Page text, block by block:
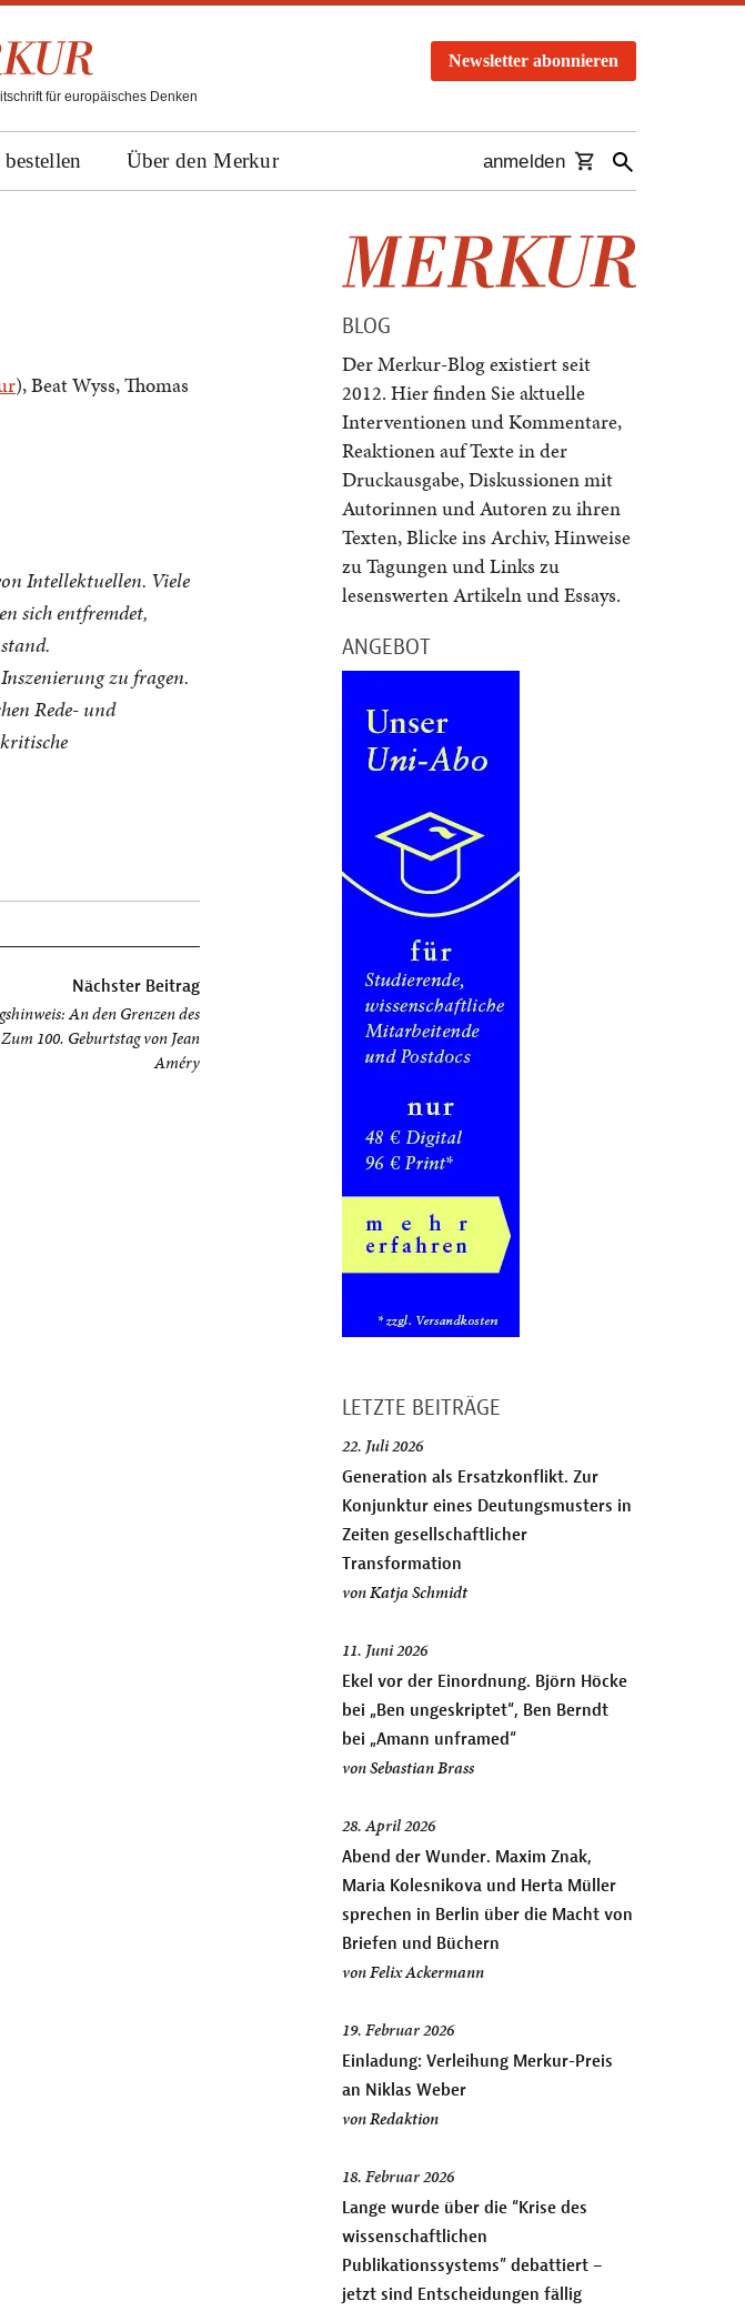
für europäisches Denken
Newsletter abonnieren
Über den Merkur anmelden
), Beat Wyss, Thomas
Intellektuellen. Viele
sich entfremdet,
zu fragen.
Rede- und
Nächster Beitrag
An den Grenzen des
Zum 100. Geburtstag von Jean
Améry
BLOG
Der Merkur-Blog existiert seit
2012. Hier finden Sie aktuelle
Interventionen und Kommentare,
Reaktionen auf Texte in der
Druckausgabe, Diskussionen mit
Autorinnen und Autoren zu ihren
Texten, Blicke ins Archiv, Hinweise
zu Tagungen und Links zu
lesenswerten Artikeln und Essays.
ANGEBOT
LETZTE BEITRÄGE
22. Juli 2026
Generation als Ersatzkonflikt. Zur
Konjunktur eines Deutungsmusters in
Zeiten gesellschaftlicher
Transformation
vonKatja Schmidt
11. Juni 2026
Ekel vor der Einordnung. Björn Höcke
bei „Ben ungeskriptet“, Ben Berndt
bei „Amann unframed“
vonSebastian Brass
28. April 2026
Abend der Wunder. Maxim Znak,
Maria Kolesnikova und Herta Müller
sprechen in Berlin über die Macht von
Briefen und Büchern
vonFelix Ackermann
19. Februar 2026
Einladung: Verleihung Merkur-Preis
an Niklas Weber
vonRedaktion
18. Februar 2026
Lange wurde über die “Krise des
wissenschaftlichen
Publikationssystems” debattiert –
jetzt sind Entscheidungen fällig